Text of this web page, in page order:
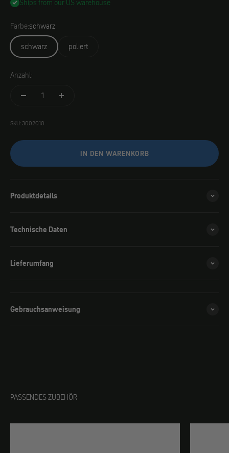
Ships from our US warehouse
Farbe:schwarz
schwarz
poliert
Anzahl:
SKU: 3002010
IN DEN WARENKORB
Produktdetails
Technische Daten
Lieferumfang
Gebrauchsanweisung
PASSENDES ZUBEHÖR